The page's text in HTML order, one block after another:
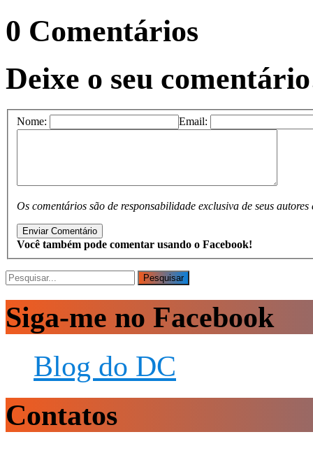
0 Comentários
Deixe o seu
Nome: Email:
Os comentários são de responsabilidade exclusiva de seus
Você também pode comentar usando o Facebook!
Pesquisar Pesquisar
Siga-me no Facebook
Blog do DC
Contatos